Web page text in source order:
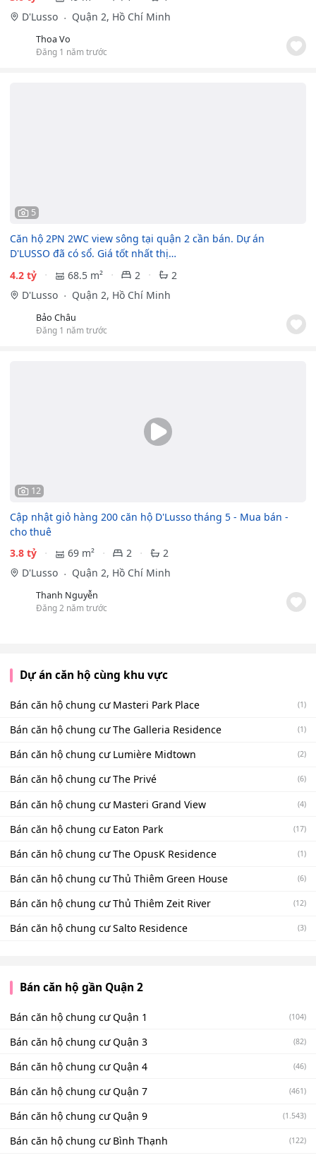
D'Lusso
Quận 2, Hồ Chí Minh
Thoa Vo
Đăng 1 năm trước
5
Căn hộ 2PN 2WC view sông tại quận 2 cần bán. Dự án
D'LUSSO đã có sổ. Giá tốt nhất thị…
4.2 tỷ
68.5 m² 2
2
D'Lusso
Quận 2, Hồ Chí Minh
Bảo Châu
Đăng 1 năm trước
12
Cập nhật giỏ hàng 200 căn hộ D'Lusso tháng 5 - Mua bán -
cho thuê
3.8 tỷ
69 m² 2
2
D'Lusso
Quận 2, Hồ Chí Minh
Thanh Nguyễn
Đăng 2 năm trước
Dự án căn hộ cùng khu vực
Bán căn hộ chung cư Masteri Park Place (1)
Bán căn hộ chung cư The Galleria Residence (1)
Bán căn hộ chung cư Lumière Midtown (2)
Bán căn hộ chung cư The Privé (6)
Bán căn hộ chung cư Masteri Grand View (4)
Bán căn hộ chung cư Eaton Park (17)
Bán căn hộ chung cư The OpusK Residence (1)
Bán căn hộ chung cư Thủ Thiêm Green House (6)
Bán căn hộ chung cư Thủ Thiêm Zeit River (12)
Bán căn hộ chung cư Salto Residence (3)
Bán căn hộ gần Quận 2
Bán căn hộ chung cư Quận 1 (104)
Bán căn hộ chung cư Quận 3 (82)
Bán căn hộ chung cư Quận 4 (46)
Bán căn hộ chung cư Quận 7 (461)
Bán căn hộ chung cư Quận 9 (1.543)
Bán căn hộ chung cư Bình Thạnh (122)